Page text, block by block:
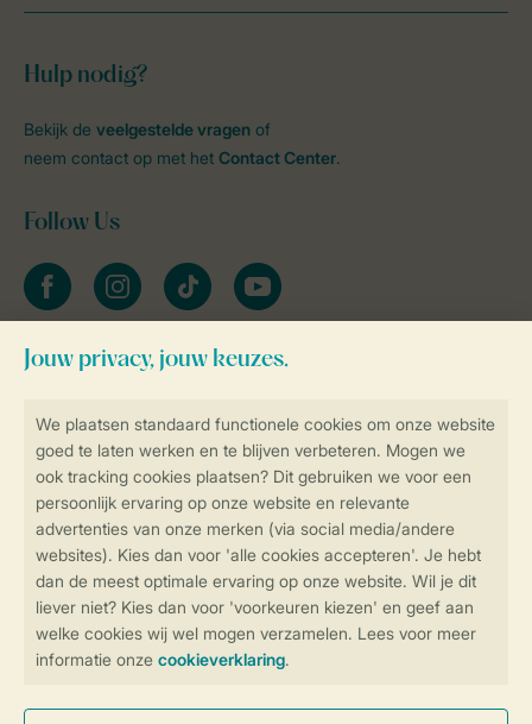
Controle over jouw gegevens &
Veilig en snel online boeken
Veilige gegevensoverdracht
Veilige betaling
Hulp nodig?
Bekijk de veelgestelde vragen of
neem contact op met het Contact Center.
Follow Us
facebookinstagramtiktok youtube
Blijf op de hoogte